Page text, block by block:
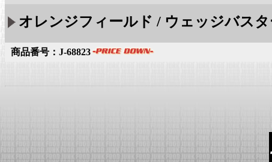
オレンジフィールド / ウェッジバス
商品番号：J-68823